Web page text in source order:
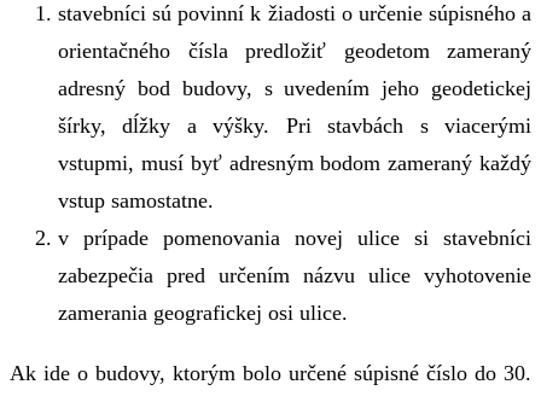
stavebníci sú povinní k žiadosti o určenie súpisného a
orientačného čísla predložiť geodetom zameraný
adresný bod budovy, s uvedením jeho geodetickej
šírky, dĺžky a výšky. Pri stavbách s viacerými
vstupmi, musí byť adresným bodom zameraný každý
vstup samostatne.
v prípade pomenovania novej ulice si stavebníci
zabezpečia pred určením názvu ulice vyhotovenie
zamerania geografickej osi ulice.
Ak ide o budovy, ktorým bolo určené súpisné číslo do 30.